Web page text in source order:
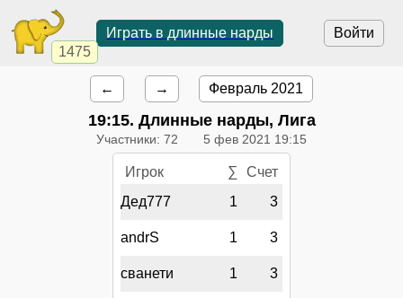
1475
Войти
Играть в длинные нарды
← → Февраль 2021
19:15. Длинные нарды, Лига
Участники: 72 5 фев 2021 19:15
Игрок ∑
Счет
Дед777
1 3
andrS 1 3
сванети 1 3